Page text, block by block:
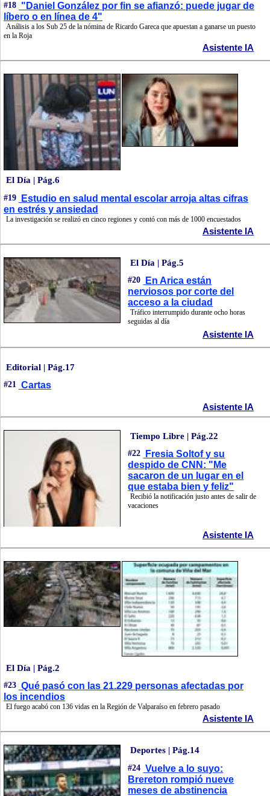
#18 "Daniel González por fin se afianzó: puede jugar de
líbero o en línea de 4"
Análisis a los Sub 25 de la nómina de Ricardo Gareca que apuestan a ganarse un puesto
en la Roja
Asistente IA
El Día | Pág.6
#19
Estudio en salud mental escolar arroja altas cifras
en estrés y ansiedad
La investigación se realizó en cinco regiones y contó con más de 1000 encuestados
Asistente IA
El Día | Pág.5
#20
En Arica están
nerviosos por corte del
acceso a la ciudad
Tráfico interrumpido durante ocho horas
seguidas al día
Asistente IA
Editorial | Pág.17
#21 Cartas
Asistente IA
Tiempo Libre | Pág.22
#22
Fresia Soltof y su
despido de CNN: "Me
sacaron de un lugar en el
que estaba bien y feliz"
Recibió la notificación justo antes de salir de
vacaciones
Asistente IA
El Día | Pág.2
#23 Qué pasó con las 21.229 personas afectadas por
los incendios
El fuego acabó con 136 vidas en la Región de Valparaíso en febrero pasado
Asistente IA
Deportes | Pág.14
#24 Vuelve a lo suyo:
Brereton rompió nueve
meses de abstinencia